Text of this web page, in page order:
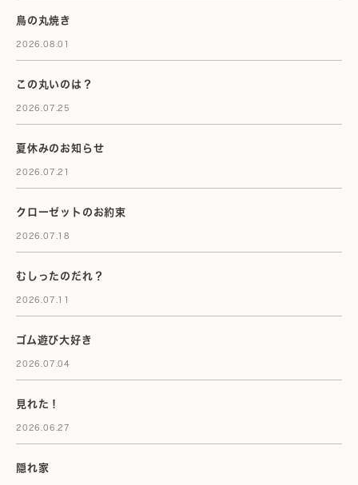
鳥の丸焼き
2026.08.01
この丸いのは？
2026.07.25
夏休みのお知らせ
2026.07.21
クローゼットのお約束
2026.07.18
むしったのだれ？
2026.07.11
ゴム遊び大好き
2026.07.04
見れた！
2026.06.27
隠れ家